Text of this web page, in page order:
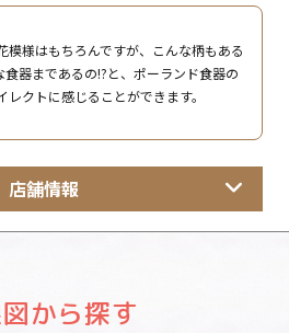
模様はもちろんですが、こんな柄もある
食器まであるの!?と、ポーランド食器の
レクトに感じることができます。
店舗情報
から探す